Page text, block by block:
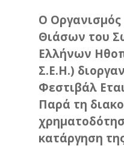
Ο Οργανισμός
Θιάσων του
Ελλήνων
Σ.Ε.Η.)
Φεστιβάλ
Παρά τη
κατάργηση